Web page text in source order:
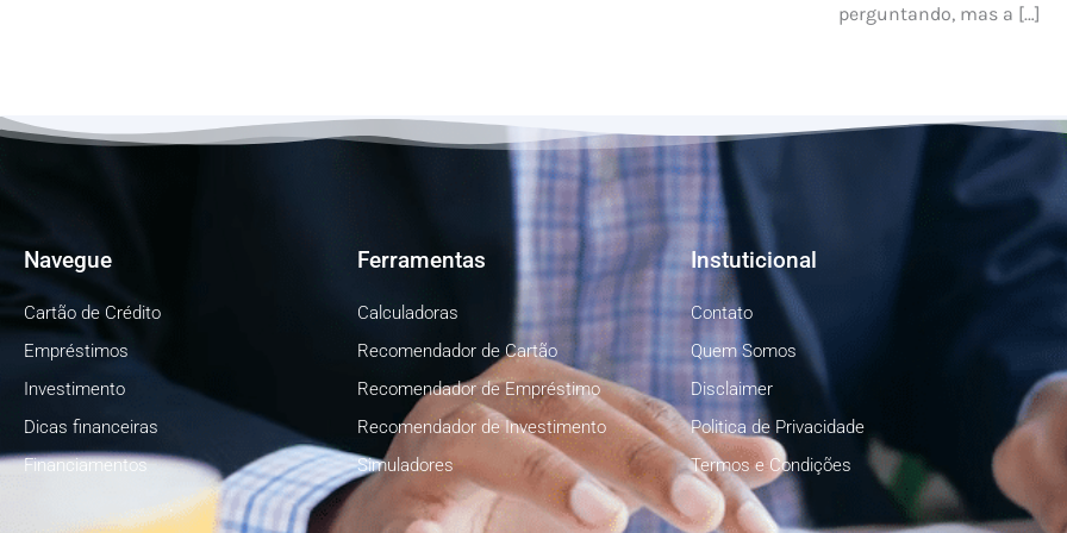
perguntando, mas a […]
Navegue
Cartão de Crédito
Empréstimos
Investimento
Dicas financeiras
Financiamentos
Ferramentas
Calculadoras
Recomendador de Cartão
Recomendador de Empréstimo
Recomendador de Investimento
Simuladores
Instuticional
Contato
Quem Somos
Disclaimer
Politica de Privacidade
Termos e Condições